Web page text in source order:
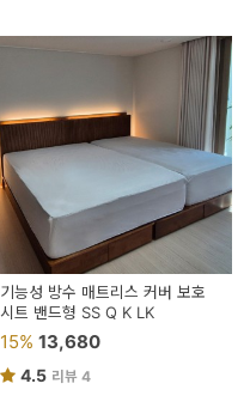
기능성 방수 매트리스 커버 보호
시트 밴드형 SS Q K LK
15% 13,680
4.5 리뷰 4